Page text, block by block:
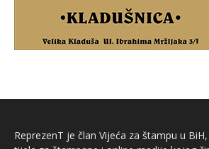
ReprezenT je član Vijeća za štampu u